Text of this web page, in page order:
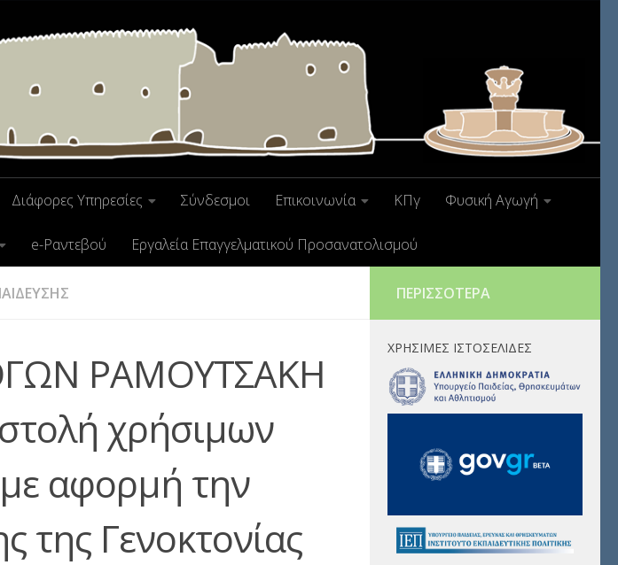
Διάφορες Υπηρεσίες Σύνδεσμοι Επικοινωνία ΚΠγ Φυσική Αγωγή
e-Ραντεβού Εργαλεία Επαγγελματικού Προσανατολισμού
ΡΑΜΟΥΤΣΑΚΗ
χρήσιμων
αφορμή την
Γενοκτονίας
ΠΕΡΙΣΣΌΤΕΡΑ
ΧΡΉΣΙΜΕΣ ΙΣΤΟΣΕΛΊΔΕΣ